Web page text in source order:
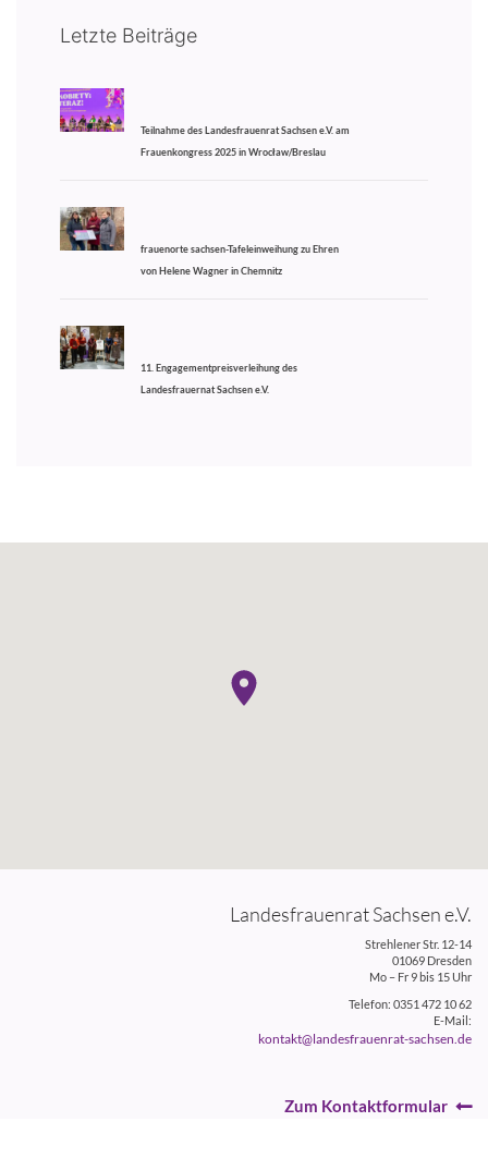
Letzte Beiträge
Teilnahme des Landesfrauenrat Sachsen e.V. am
Frauenkongress 2025 in Wrocław/Breslau
frauenorte sachsen-Tafeleinweihung zu Ehren
von Helene Wagner in Chemnitz
11. Engagementpreisverleihung des
Landesfrauernat Sachsen e.V.
Landesfrauenrat Sachsen e.V.
Strehlener Str. 12-14
01069 Dresden
Mo – Fr 9 bis 15 Uhr
Telefon: 0351 472 10 62
E-Mail:
kontakt@landesfrauenrat-sachsen.de
Zum Kontaktformular